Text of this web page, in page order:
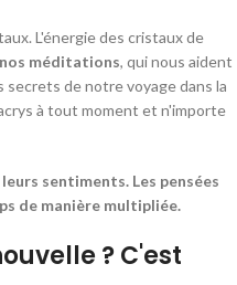
L'énergie des cristaux de
méditations, qui nous aident
secrets de notre voyage dans la
à tout moment et n'importe
sentiments. Les pensées
de manière multipliée.
? C'est